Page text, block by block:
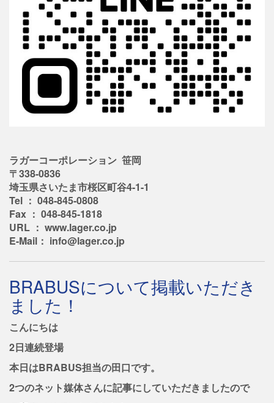
ラガーコーポレーション 笹岡
〒338-0836
埼玉県さいたま市桜区町谷4-1-1
Tel ： 048-845-0808
Fax ： 048-845-1818
URL ： www.lager.co.jp
E-Mail： info@lager.co.jp
BRABUSについて掲載いただき
ました！
こんにちは
2日連続登場
本日はBRABUS担当の田口です。
2つのネット媒体さんに記事にしていただきましたので